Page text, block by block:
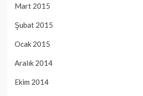
Mart 2015
Şubat 2015
Ocak 2015
Aralık 2014
Ekim 2014